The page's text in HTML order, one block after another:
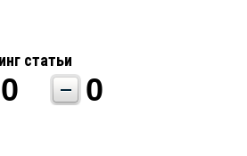
статьи
0 0